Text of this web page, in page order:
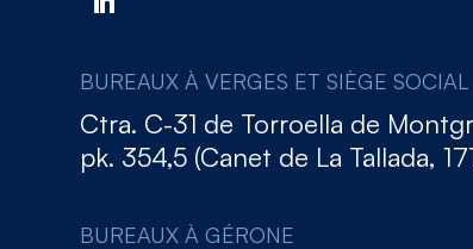
BUREAUX À VERGES ET SIÈGE SOCIAL
Ctra. C-31 de Torroella de
pk. 354,5 (Canet de La Tallada,
BUREAUX À GÉRONE